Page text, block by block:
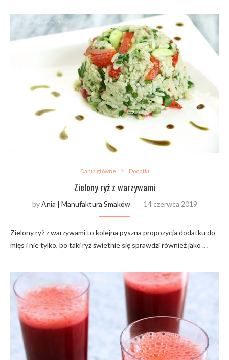
Dania główne Dodatki
Zielony ryż z warzywami
byAnia | Manufaktura Smaków 14 czerwca 2019
Zielony ryż z warzywami to kolejna pyszna propozycja dodatku do
mięs i nie tylko, bo taki ryż świetnie się sprawdzi również jako …